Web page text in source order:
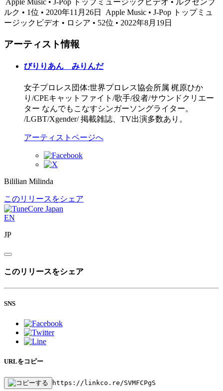
Apple Music • J-Pop トップミュージックビデオ • ルクセンブ
ルク • 1位 • 2020年11月26日
Apple Music • J-Pop トップミュ
ージックビデオ • ロシア • 52位 • 2022年8月19日
アーティスト情報
びりりあん みりんだ
女子プロレス団体:世界プロレス協会所属 梶原ひか
り/CPEキャットファイト/歌手/役者/サウンドクリエー
ター なんでもこなすシンガーソングライター。
/LGBT/Xgender/ 掲載雑誌、TV出演多数あり。
アーティストページへ
Bililian Milinda
このリリースをシェア
EN
JP
このリリースをシェア
SNS
URLをコピー
https://linkco.re/SVMFCPgS